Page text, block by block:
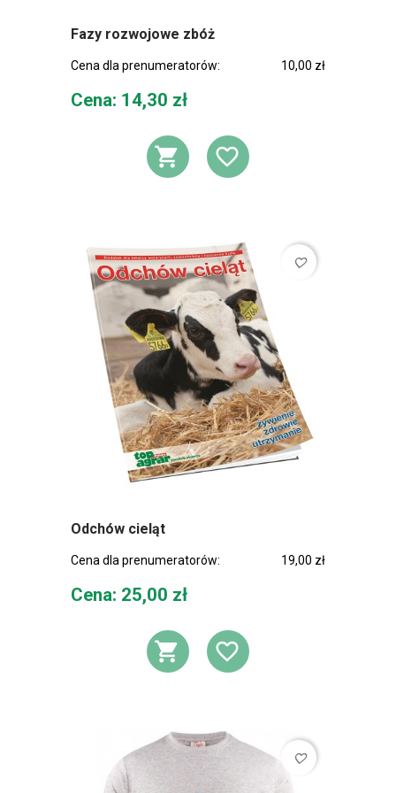
Fazy rozwojowe zbóż
Cena dla prenumeratorów: 10,00 zł
Cena
Cena: 14,30 zł
DODAJ DO
DODAJ DO
favorite_border
Odchów cieląt
Cena dla prenumeratorów: 19,00 zł
Cena
Cena: 25,00 zł
DODAJ DO
DODAJ DO
favorite_border